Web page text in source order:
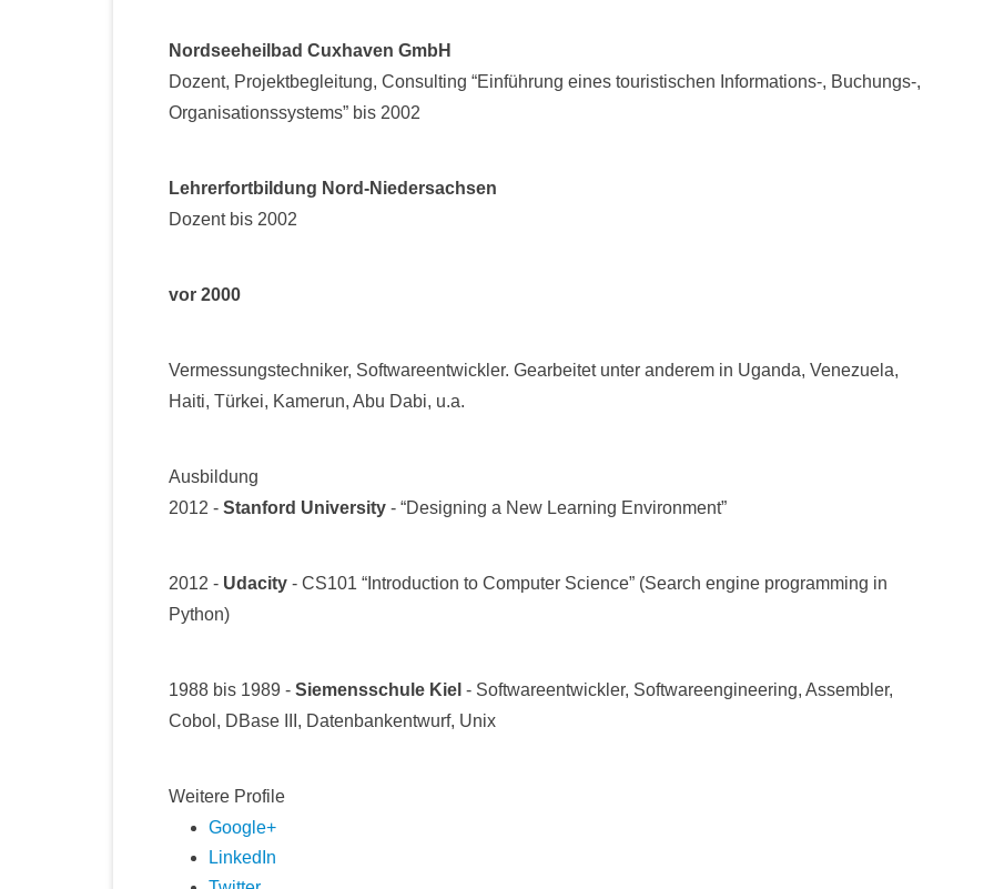
Nordseeheilbad Cuxhaven GmbH
Dozent, Projektbegleitung, Consulting “Einführung eines touristischen Informations-, Buchungs-,
Organisationssystems” bis 2002
Lehrerfortbildung Nord-Niedersachsen
Dozent bis 2002
vor 2000
Vermessungstechniker, Softwareentwickler. Gearbeitet unter anderem in Uganda, Venezuela,
Haiti, Türkei, Kamerun, Abu Dabi, u.a.
Ausbildung
2012 - Stanford University - “Designing a New Learning Environment”
2012 - Udacity - CS101 “Introduction to Computer Science” (Search engine programming in
Python)
1988 bis 1989 - Siemensschule Kiel - Softwareentwickler, Softwareengineering, Assembler,
Cobol, DBase III, Datenbankentwurf, Unix
Weitere Profile
Google+
LinkedIn